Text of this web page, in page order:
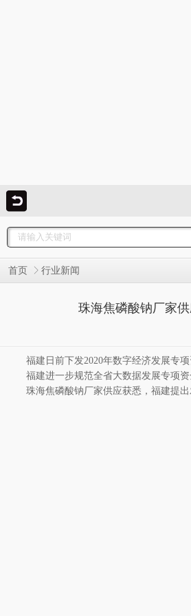
首页 行业新闻
珠海焦磷酸钠厂家
福建日前下发2020年数字经济发展专
福建进一步规范全省大数据发展专项
珠海焦磷酸钠厂家供应获悉，福建提